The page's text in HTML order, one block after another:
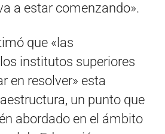
a estar comenzando».
que «las
institutos superiores
en resolver» esta
un punto que
abordado en el ámbito